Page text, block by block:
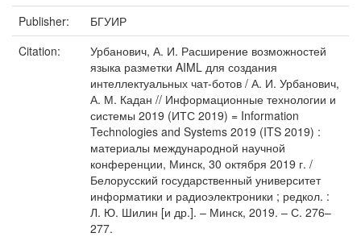
Publisher:
БГУИР
Citation:
Урбанович, А. И. Расширение возможностей
языка разметки AIML для создания
интеллектуальных чат-ботов / А. И. Урбанович,
А. М. Кадан // Информационные технологии и
системы 2019 (ИТС 2019) = Information
Teсhnologies and Systems 2019 (ITS 2019) :
материалы международной научной
конференции, Минск, 30 октября 2019 г. /
Белорусский государственный университет
информатики и радиоэлектроники ; редкол. :
Л. Ю. Шилин [и др.]. – Минск, 2019. – С. 276–
277.